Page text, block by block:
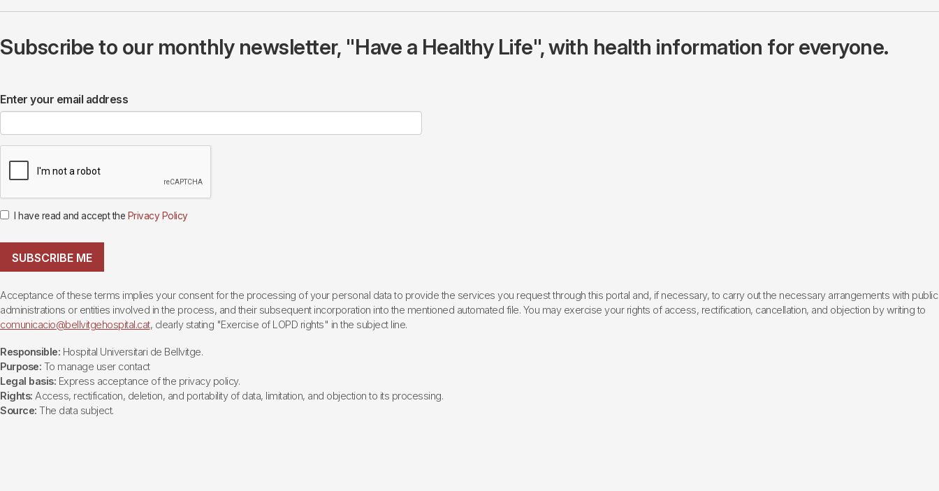
Subscribe to our monthly newsletter, "Have a Healthy Life", with health information for everyone.
Enter your email address
I have read and accept the Privacy Policy
SUBSCRIBE ME
Acceptance of these terms implies your consent for the processing of your personal data to provide the services you request through this portal and, if necessary, to carry out the necessary arrangements with public
administrations or entities involved in the process, and their subsequent incorporation into the mentioned automated file. You may exercise your rights of access, rectification, cancellation, and objection by writing to
comunicacio@bellvitgehospital.cat, clearly stating "Exercise of LOPD rights" in the subject line.
Responsible: Hospital Universitari de Bellvitge.
Purpose: To manage user contact
Legal basis: Express acceptance of the privacy policy.
Rights: Access, rectification, deletion, and portability of data, limitation, and objection to its processing.
Source: The data subject.